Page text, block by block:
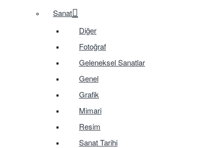
Sanat
Diğer
Fotoğraf
Geleneksel Sanatlar
Genel
Grafik
Mimari
Resim
Sanat Tarihi